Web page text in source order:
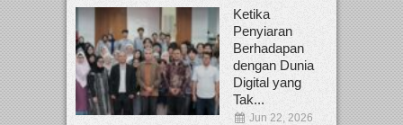
Ketika
Penyiaran
Berhadapan
dengan Dunia
Digital yang
Tak...
Jun 22, 2026